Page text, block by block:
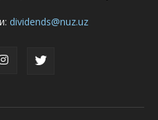
dividends@nuz.uz